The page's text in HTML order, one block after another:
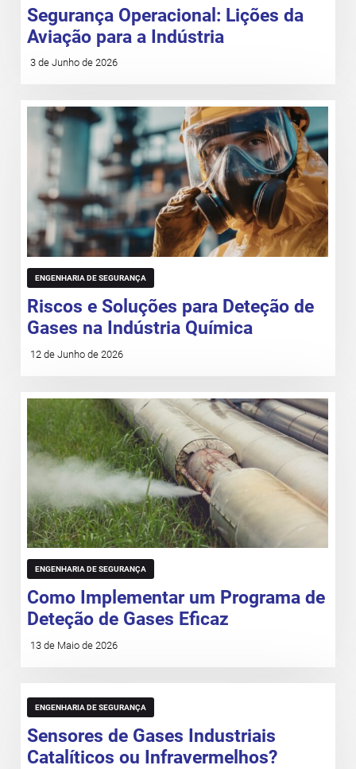
Segurança Operacional: Lições da
Aviação para a Indústria
3 de Junho de 2026
ENGENHARIA DE SEGURANÇA
Riscos e Soluções para Deteção de
Gases na Indústria Química
12 de Junho de 2026
ENGENHARIA DE SEGURANÇA
Como Implementar um Programa de
Deteção de Gases Eficaz
13 de Maio de 2026
ENGENHARIA DE SEGURANÇA
Sensores de Gases Industriais
Catalíticos ou Infravermelhos?